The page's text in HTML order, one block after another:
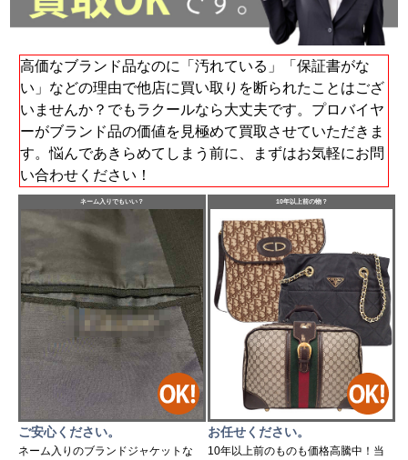
高価なブランド品なのに「汚れている」「保証書がな
い」などの理由で他店に買い取りを断られたことはござ
いませんか？でもラクールなら大丈夫です。プロバイヤ
ーがブランド品の価値を見極めて買取させていただきま
す。悩んであきらめてしまう前に、まずはお気軽にお問
い合わせください！
ネーム入りでもいい？
ご安心ください。
ネーム入りのブランドジャケットな
10年以上前の物？
お任せください。
10年以上前のものも価格高騰中！当